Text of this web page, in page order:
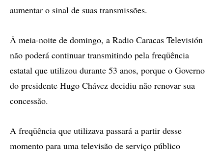
aumentar o sinal de suas transmissões.
À meia-noite de domingo, a Radio Caracas Televisión
não poderá continuar transmitindo pela freqüência
estatal que utilizou durante 53 anos, porque o Governo
do presidente Hugo Chávez decidiu não renovar sua
concessão.
A freqüência que utilizava passará a partir desse
momento para uma televisão de serviço público